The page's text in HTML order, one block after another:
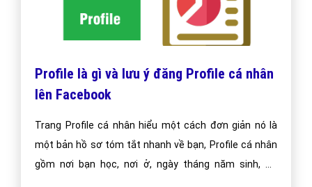
Profile là gì và lưu ý đăng Profile cá nhân
lên Facebook
Trang Profile cá nhân hiểu một cách đơn giản nó là
một bản hồ sơ tóm tắt nhanh về bạn, Profile cá nhân
gồm nơi bạn học, nơi ở, ngày tháng năm sinh, sở